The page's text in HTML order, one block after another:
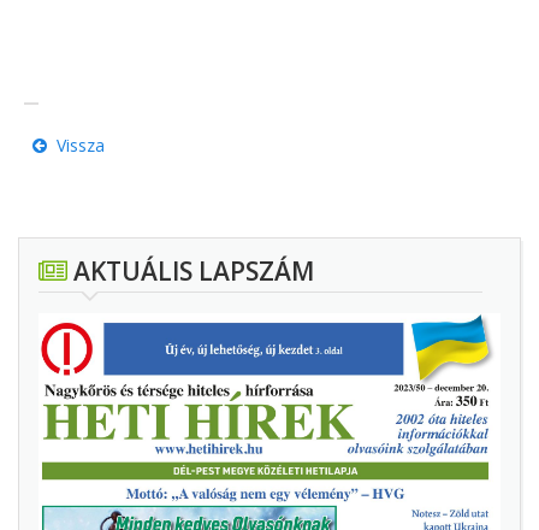
Vissza
AKTUÁLIS LAPSZÁM